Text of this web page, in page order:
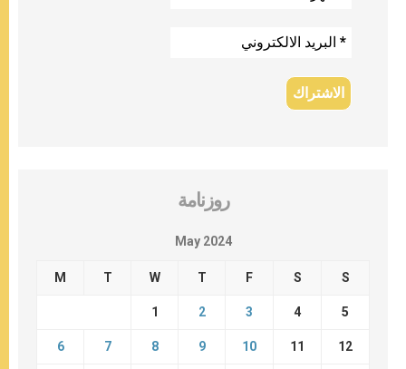
روزنامة
May 2024
M T W T F S S
1 2 3 4 5
6 7 8 9 10 11 12